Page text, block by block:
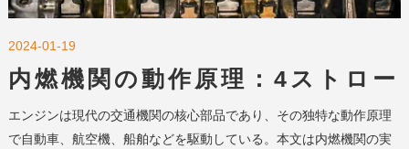
2024-01-19
内燃機関の動作原理：4ストロー
クサイクル・点火システム・燃
料供給のメカニズム
エンジンは現代の交通機関の核心部品であり、その独特な動作原理
で自動車、航空機、船舶などを駆動している。本文は内燃機関の実